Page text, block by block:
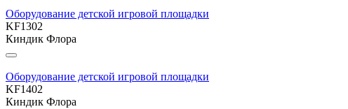
Оборудование детской игровой площадки
KF1302
Киндик Флора
Оборудование детской игровой площадки
KF1402
Киндик Флора